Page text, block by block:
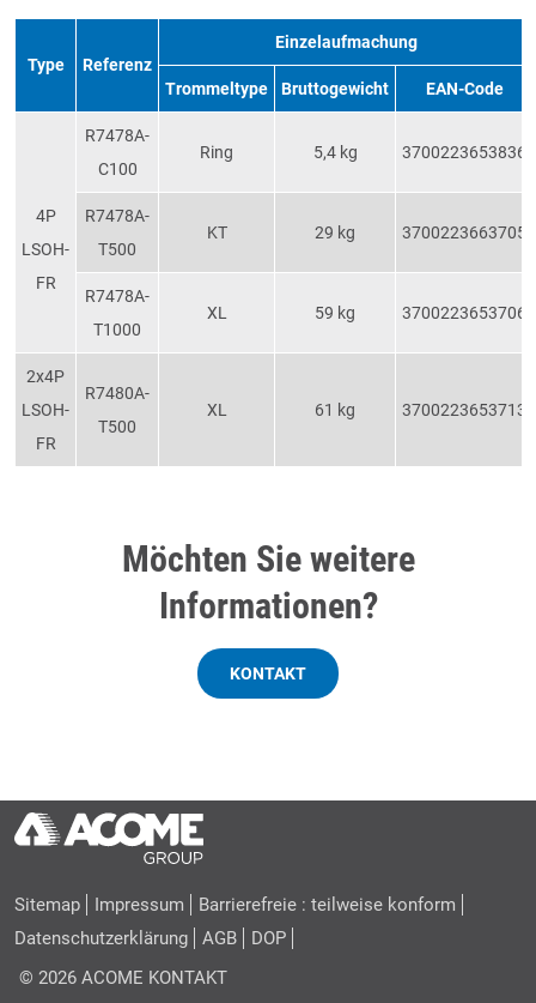
Type Referenz
Einzelaufmachung
Trommeltype Bruttogewicht EAN-Code
4P
LSOH-
FR
R7478A-
C100
Ring 5,4 kg 3700223653836
R7478A-
T500
KT 29 kg 3700223663705
R7478A-
T1000
XL 59 kg 3700223653706
2x4P
LSOH-
FR
R7480A-
T500
XL 61 kg 3700223653713
Möchten Sie weitere
Informationen?
KONTAKT
Sitemap Impressum
Barrierefreie : teilweise konform
Datenschutzerklärung
AGB
DOP
© 2026 ACOME KONTAKT